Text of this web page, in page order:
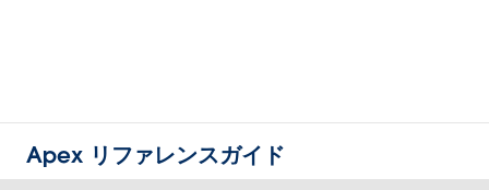
Apex リファレンスガイド